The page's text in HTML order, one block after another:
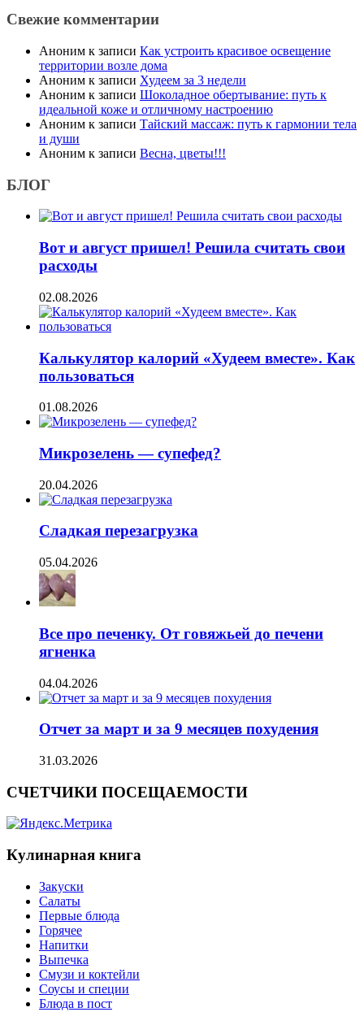
Свежие комментарии
Аноним к записи Как устроить красивое освещение
территории возле дома
Аноним к записи Худеем за 3 недели
Аноним к записи Шоколадное обертывание: путь к
идеальной коже и отличному настроению
Аноним к записи Тайский массаж: путь к гармонии тела
и души
Аноним к записи Весна, цветы!!!
БЛОГ
Вот и август пришел! Решила считать свои
расходы
02.08.2026
Калькулятор калорий «Худеем вместе». Как
пользоваться
01.08.2026
Микрозелень — супефед?
20.04.2026
Сладкая перезагрузка
05.04.2026
Все про печенку. От говяжьей до печени
ягненка
04.04.2026
Отчет за март и за 9 месяцев похудения
31.03.2026
СЧЕТЧИКИ ПОСЕЩАЕМОСТИ
Кулинарная книга
Закуски
Салаты
Первые блюда
Горячее
Напитки
Выпечка
Смузи и коктейли
Соусы и специи
Блюда в пост